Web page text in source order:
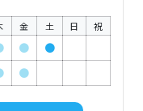
金 土 日 祝
●
●
●